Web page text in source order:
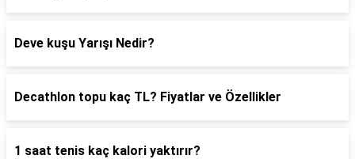
Deve kuşu Yarışı Nedir?
Decathlon topu kaç TL? Fiyatlar ve Özellikler
1 saat tenis kaç kalori yaktırır?